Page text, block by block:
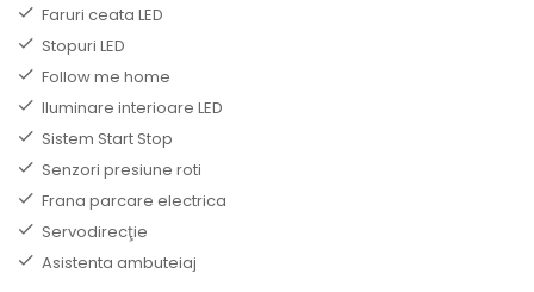
Faruri ceata LED
Stopuri LED
Follow me home
Iluminare interioare LED
Sistem Start Stop
Senzori presiune roti
Frana parcare electrica
Servodirecţie
Asistenta ambuteiaj